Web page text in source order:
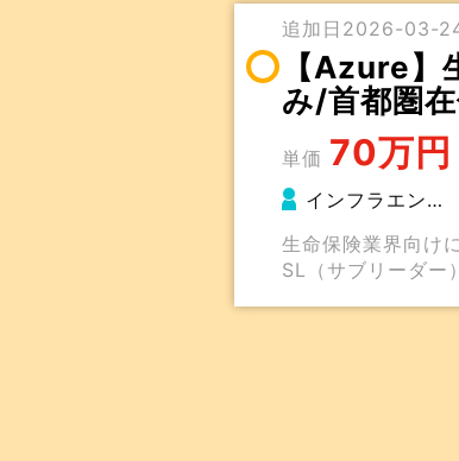
追加日2026-03-
【Azure
み/首都圏
単価 70万円
インフラエン…
生命保険業界向け
SL（サブリーダー